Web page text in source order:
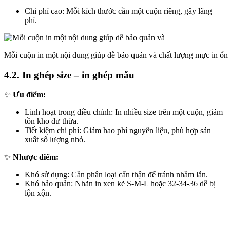
Chi phí cao: Mỗi kích thước cần một cuộn riêng, gây lãng
phí.
Mỗi cuộn in một nội dung giúp dễ bảo quản và chất lượng mực in ổn
4.2. In ghép size – in ghép mẫu
✨ Ưu điểm:
Linh hoạt trong điều chỉnh: In nhiều size trên một cuộn, giảm
tồn kho dư thừa.
Tiết kiệm chi phí: Giảm hao phí nguyên liệu, phù hợp sản
xuất số lượng nhỏ.
✨ Nhược điểm:
Khó sử dụng: Cần phân loại cẩn thận để tránh nhầm lẫn.
Khó bảo quản: Nhãn in xen kẽ S-M-L hoặc 32-34-36 dễ bị
lộn xộn.